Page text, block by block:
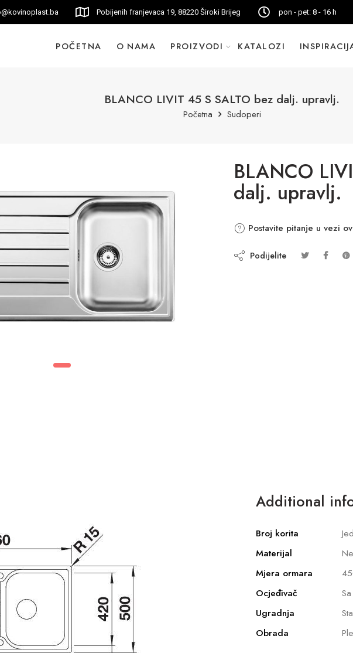
Pobijenih franjevaca 19, 88220 Široki Brijeg pon - pet: 8 - 16 h
POČETNA O NAMA PROIZVODI KATALOZI
BLANCO LIVIT 45 S SALTO bez dalj. upravlj.
Početna Sudoperi
BLANCO
dalj. upravlj.
Postavite pitanje u vezi
Podijelite
Additional
Broj korita
Materijal
Mjera ormara
Ocjeđivač
Ugradnja
Obrada